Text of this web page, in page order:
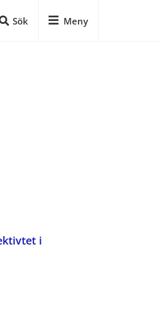
Sök Meny
i